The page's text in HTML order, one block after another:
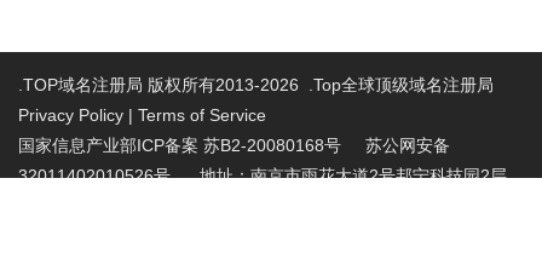
.TOP域名注册局 版权所有2013-2026 .Top全球顶级域名注册局
Privacy Policy | Terms of Service
国家信息产业部ICP备案 苏B2-20080168号 苏公网安备
32011402010526号 地址：南京市雨花大道2号邦宁科技园2层